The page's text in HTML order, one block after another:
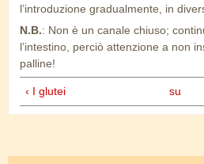
l’introduzione gradualmente, in
N.B.: Non è un canale chiuso;
l’intestino, perciò attenzione a non
palline!
‹ I glutei su